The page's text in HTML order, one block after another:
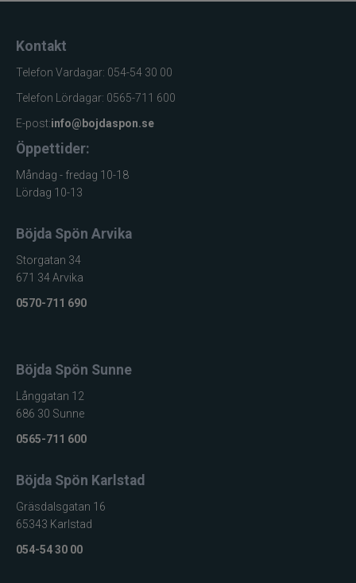
Kontakt
Telefon Vardagar: 054-54 30 00
Telefon Lördagar: 0565-711 600
E-post:info@bojdaspon.se
Öppettider:
Måndag - fredag 10-18
Lördag 10-13
Böjda Spön Arvika
Storgatan 34
671 34 Arvika
0570-711 690
Böjda Spön Sunne
Långgatan 12
686 30 Sunne
0565-711 600
Böjda Spön Karlstad
Gräsdalsgatan 16
65343 Karlstad
054-54 30 00